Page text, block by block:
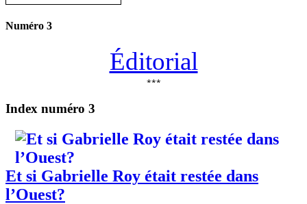
Numéro 3
Éditorial
***
Index numéro 3
Et si Gabrielle Roy était restée dans
l’Ouest?